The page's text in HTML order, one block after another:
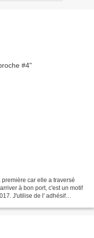
car elle a traversé
à bon port, c'est un motif
J'utilise de l' adhésif